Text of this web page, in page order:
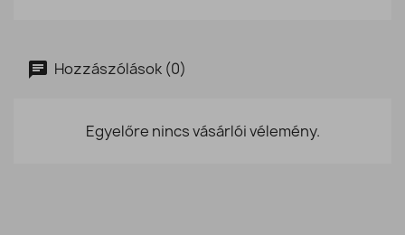
Hozzászólások (0)
Egyelőre nincs vásárlói vélemény.